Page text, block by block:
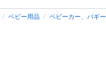
ベビー用品 ベビーカー、バギー